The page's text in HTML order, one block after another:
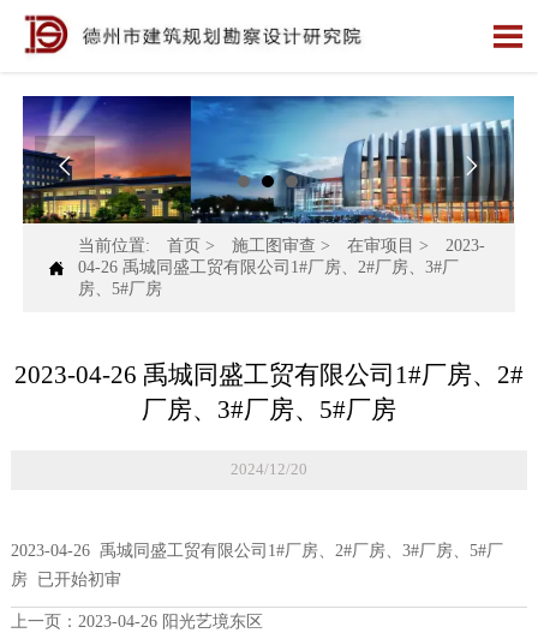

 

当前位置: 首页 > 施工图审查 > 在审项目 >
2023-
04-26 禹城同盛工贸有限公司1#厂房、2#厂房、3#厂
房、5#厂房
2023-04-26 禹城同盛工贸有限公司1#厂房、2#
厂房、3#厂房、5#厂房
2024/12/20
2023-04-26 禹城同盛工贸有限公司1#厂房、2#厂房、3#厂房、5#厂
房 已开始初审
上一页：
2023-04-26 阳光艺境东区